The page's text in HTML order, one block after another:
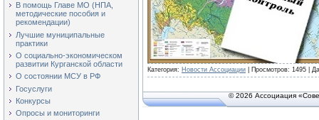
В помощь Главе МО (НПА,
методические пособия и
рекомендации)
Лучшие муниципальные
практики
О социально-экономическом
развитии Курганской области
О состоянии МСУ в РФ
Госуслуги
Конкурсы
Опросы и мониторинги
Категория: Новости Ассоциации | Просмотров: 1495 |
© 2026 Ассоциация